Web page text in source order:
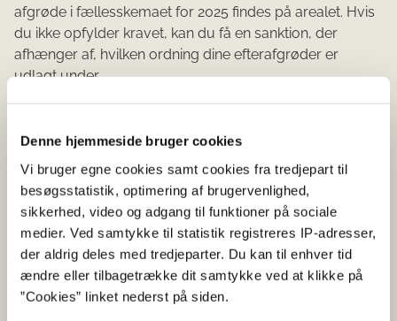
Denne hjemmeside bruger cookies
Vi bruger egne cookies samt cookies fra tredjepart til
besøgsstatistik, optimering af brugervenlighed,
sikkerhed, video og adgang til funktioner på sociale
medier. Ved samtykke til statistik registreres IP-adresser,
der aldrig deles med tredjeparter. Du kan til enhver tid
ændre eller tilbagetrække dit samtykke ved at klikke på
”Cookies” linket nederst på siden.
afgrøde i fællesskemaet for 2025 findes på arealet. Hvis
du ikke opfylder kravet, kan du få en sanktion, der
afhænger af, hvilken ordning dine efterafgrøder er
udlagt under.
'Vejledning om tilskud til målrettet kvælstofregulering
2024' og 'Vejledning om pligtige og
husdyrefterafgrøder':
Tilskud til målrettet kvælstofregulering
Efterafgrøder